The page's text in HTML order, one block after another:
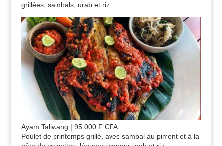
grillées, sambals, urab et riz
Ayam Taliwang | 95 000 F CFA
Poulet de printemps grillé, avec sambal au piment et à la